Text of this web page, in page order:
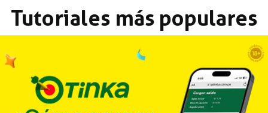
Tutoriales más populares